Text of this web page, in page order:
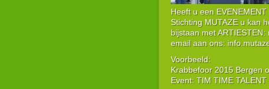
Heeft u een
Stichting MUTAZE u kan
bijstaan met
email aan ons:
Voorbeeld:
Krabbefoor 2015 Bergen
Event: TIM TIME TALENT